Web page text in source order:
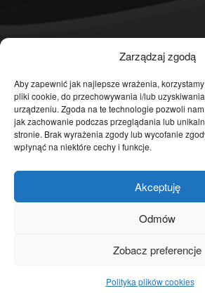
Zarządzaj zgodą
Aby zapewnić jak najlepsze wrażenia,
pliki cookie, do przechowywania i/lub
urządzeniu. Zgoda na te technologie pozwoli
jak zachowanie podczas przeglądania lub
stronie. Brak wyrażenia zgody lub wycofanie
wpłynąć na niektóre cechy i funkcje.
Akceptuję
Odmów
Zobacz preferencje
Polityka plików cookies
Temat dnia
Publicystyka
Polityka
Polska
Społeczeństwo